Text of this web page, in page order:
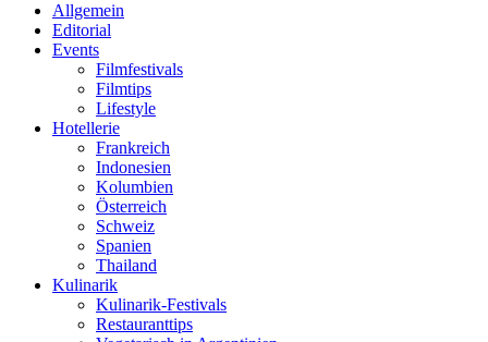
Allgemein
Editorial
Events
Filmfestivals
Filmtips
Lifestyle
Hotellerie
Frankreich
Indonesien
Kolumbien
Österreich
Schweiz
Spanien
Thailand
Kulinarik
Kulinarik-Festivals
Restauranttips